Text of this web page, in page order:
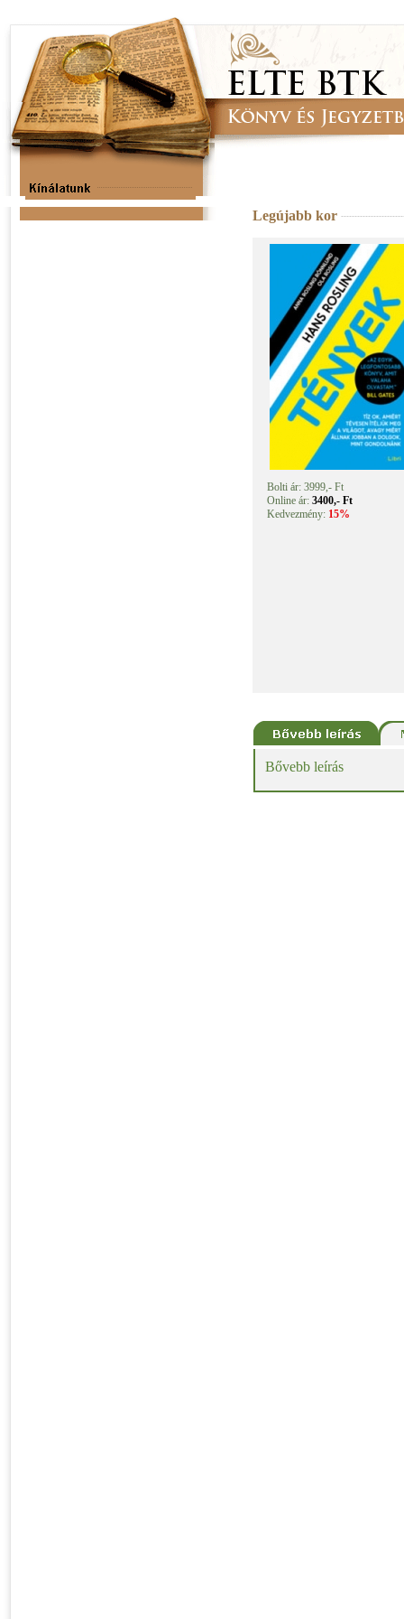
Legújabb kor
Bolti ár: 3999,- Ft
Online ár: 3400,- Ft
Kedvezmény: 15%
Bővebb leírás